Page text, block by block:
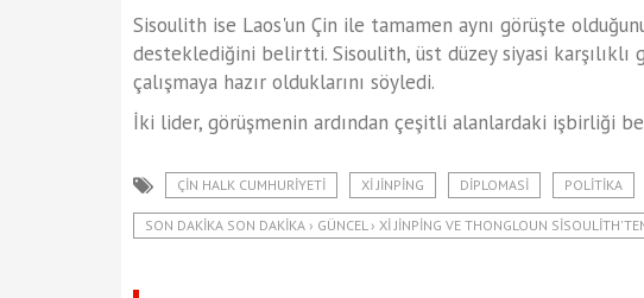
Sisoulith ise Laos'un Çin ile tamamen aynı görüşte
desteklediğini belirtti. Sisoulith, üst düzey siyasi karşılıklı
çalışmaya hazır olduklarını söyledi.
İki lider, görüşmenin ardından çeşitli alanlardaki işbirliği
ÇIN HALK CUMHURIYETI XI JINPING DIPLOMASI POLITIKA
SON DAKIKA SON DAKIKA › GÜNCEL › XI JINPING VE THONGLOUN